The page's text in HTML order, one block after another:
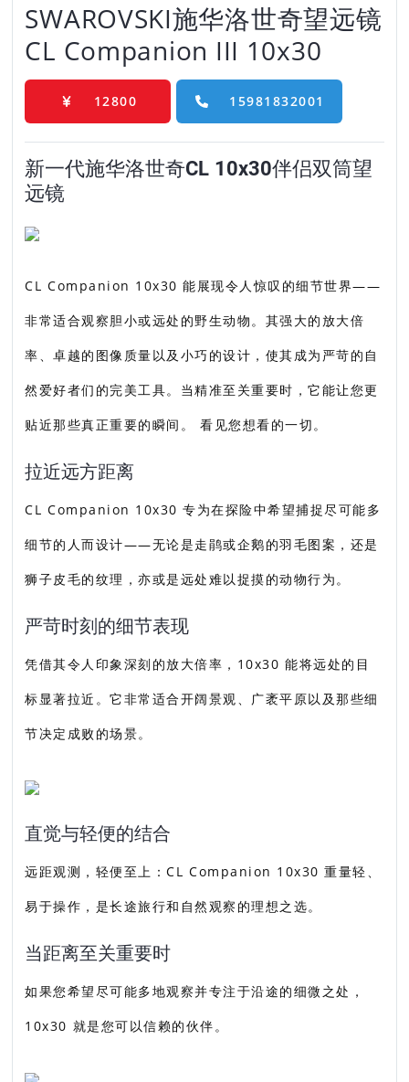
SWAROVSKI施华洛世奇望远镜
CL Companion III 10x30
12800 15981832001
新一代施华洛世奇CL 10x30伴侣双筒望
远镜
CL Companion 10x30 能展现令人惊叹的细节世界——
非常适合观察胆小或远处的野生动物。其强大的放大倍
率、卓越的图像质量以及小巧的设计，使其成为严苛的自
然爱好者们的完美工具。当精准至关重要时，它能让您更
贴近那些真正重要的瞬间。 看见您想看的一切。
拉近远方距离
CL Companion 10x30 专为在探险中希望捕捉尽可能多
细节的人而设计——无论是走鹃或企鹅的羽毛图案，还是
狮子皮毛的纹理，亦或是远处难以捉摸的动物行为。
严苛时刻的细节表现
凭借其令人印象深刻的放大倍率，10x30 能将远处的目
标显著拉近。它非常适合开阔景观、广袤平原以及那些细
节决定成败的场景。
直觉与轻便的结合
远距观测，轻便至上：CL Companion 10x30 重量轻、
易于操作，是长途旅行和自然观察的理想之选。
当距离至关重要时
如果您希望尽可能多地观察并专注于沿途的细微之处，
10x30 就是您可以信赖的伙伴。